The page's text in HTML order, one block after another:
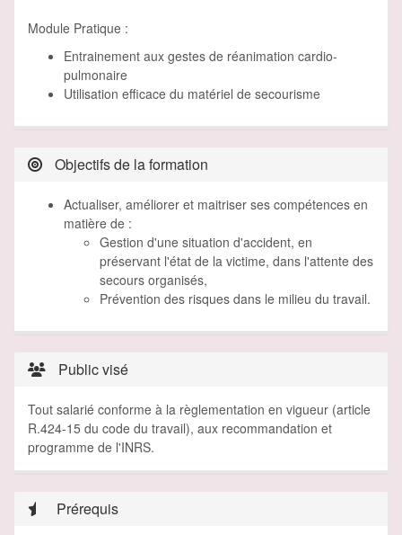
Module Pratique :
Entrainement aux gestes de réanimation cardio-
pulmonaire
Utilisation efficace du matériel de secourisme
Objectifs de la formation
Actualiser, améliorer et maitriser ses compétences en
matière de :
Gestion d'une situation d'accident, en
préservant l'état de la victime, dans l'attente des
secours organisés,
Prévention des risques dans le milieu du travail.
Public visé
Tout salarié conforme à la règlementation en vigueur (article
R.424-15 du code du travail), aux recommandation et
programme de l'INRS.
Prérequis